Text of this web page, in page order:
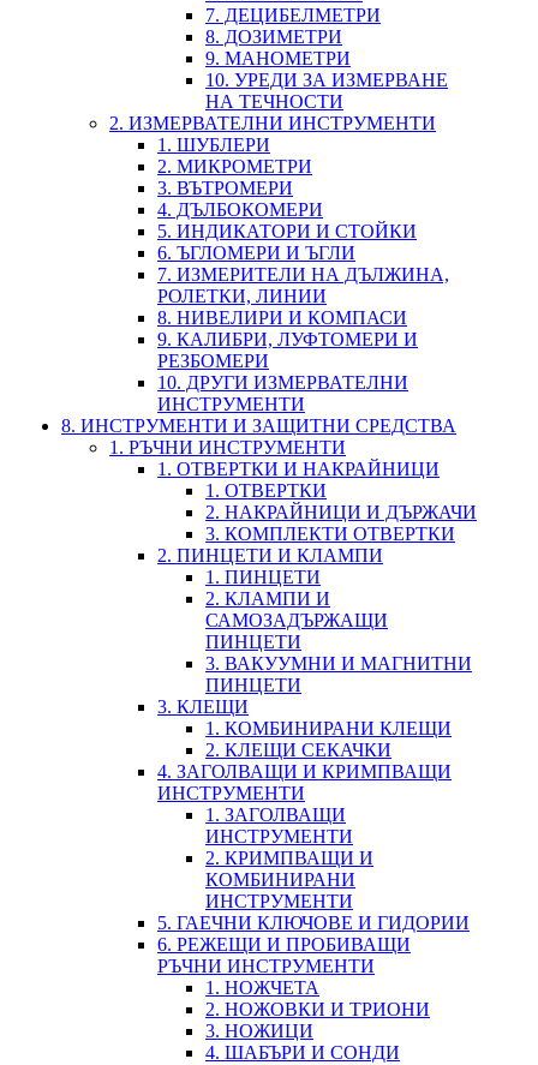
7. ДЕЦИБЕЛМЕТРИ
8. ДОЗИМЕТРИ
9. МАНОМЕТРИ
10. УРЕДИ ЗА ИЗМЕРВАНЕ
НА ТЕЧНОСТИ
2. ИЗМЕРВАТЕЛНИ ИНСТРУМЕНТИ
1. ШУБЛЕРИ
2. МИКРОМЕТРИ
3. ВЪТРОМЕРИ
4. ДЪЛБОКОМЕРИ
5. ИНДИКАТОРИ И СТОЙКИ
6. ЪГЛОМЕРИ И ЪГЛИ
7. ИЗМЕРИТЕЛИ НА ДЪЛЖИНА,
РОЛЕТКИ, ЛИНИИ
8. НИВЕЛИРИ И КОМПАСИ
9. КАЛИБРИ, ЛУФТОМЕРИ И
РЕЗБОМЕРИ
10. ДРУГИ ИЗМЕРВАТЕЛНИ
ИНСТРУМЕНТИ
8. ИНСТРУМЕНТИ И ЗАЩИТНИ СРЕДСТВА
1. РЪЧНИ ИНСТРУМЕНТИ
1. ОТВЕРТКИ И НАКРАЙНИЦИ
1. ОТВЕРТКИ
2. НАКРАЙНИЦИ И ДЪРЖАЧИ
3. КОМПЛЕКТИ ОТВЕРТКИ
2. ПИНЦЕТИ И КЛАМПИ
1. ПИНЦЕТИ
2. КЛАМПИ И
САМОЗАДЪРЖАЩИ
ПИНЦЕТИ
3. ВАКУУМНИ И МАГНИТНИ
ПИНЦЕТИ
3. КЛЕЩИ
1. КОМБИНИРАНИ КЛЕЩИ
2. КЛЕЩИ СЕКАЧКИ
4. ЗАГОЛВАЩИ И КРИМПВАЩИ
ИНСТРУМЕНТИ
1. ЗАГОЛВАЩИ
ИНСТРУМЕНТИ
2. КРИМПВАЩИ И
КОМБИНИРАНИ
ИНСТРУМЕНТИ
5. ГАЕЧНИ КЛЮЧОВЕ И ГИДОРИИ
6. РЕЖЕЩИ И ПРОБИВАЩИ
РЪЧНИ ИНСТРУМЕНТИ
1. НОЖЧЕТА
2. НОЖОВКИ И ТРИОНИ
3. НОЖИЦИ
4. ШАБЪРИ И СОНДИ